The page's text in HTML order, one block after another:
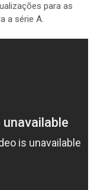
para as
a série A.